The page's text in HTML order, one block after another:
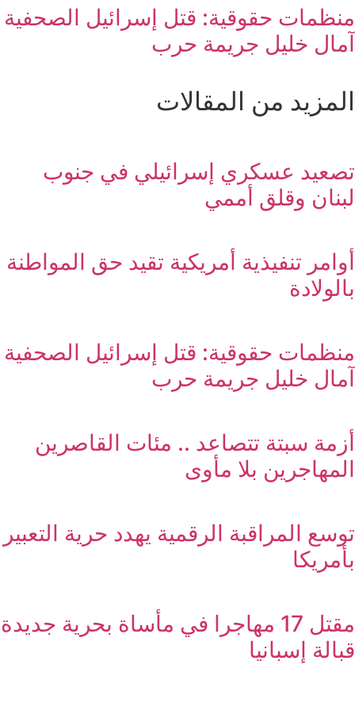
منظمات حقوقية: قتل إسرائيل الصحفية
آمال خليل جريمة حرب
المزيد من المقالات
تصعيد عسكري إسرائيلي في جنوب
لبنان وقلق أممي
أوامر تنفيذية أمريكية تقيد حق المواطنة
بالولادة
منظمات حقوقية: قتل إسرائيل الصحفية
آمال خليل جريمة حرب
أزمة سبتة تتصاعد .. مئات القاصرين
المهاجرين بلا مأوى
توسع المراقبة الرقمية يهدد حرية التعبير
بأمريكا
مقتل 17 مهاجرا في مأساة بحرية جديدة
قبالة إسبانيا